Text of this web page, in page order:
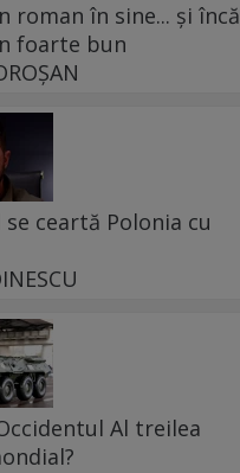
roman în sine... și încă
foarte bun
se ceartă Polonia cu
Al treilea